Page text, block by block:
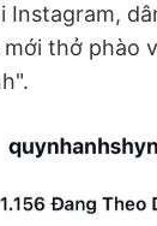
Instagram,
thở phào